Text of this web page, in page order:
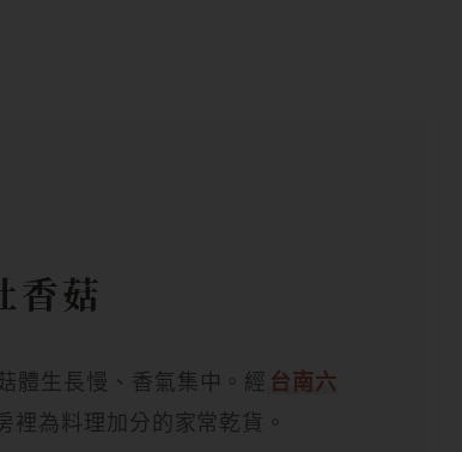
香菇
體生長慢、香氣集中。經 台南六
裡為料理加分的家常乾貨。